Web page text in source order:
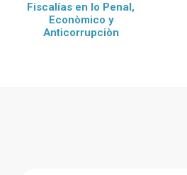
Fiscalías en lo Penal,
Econòmico y
Anticorrupciòn